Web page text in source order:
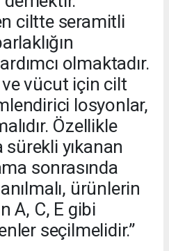
ciltte seramitli
olmaktadır.
ve vücut için cilt
losyonlar,
Özellikle
yıkanan
sonrasında
ürünlerin
A, C, E gibi
seçilmelidir.”